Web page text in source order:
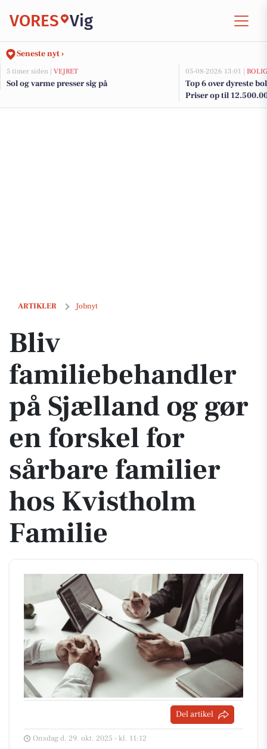
VORES Vig
Seneste nyt ›
5 timer siden | VEJRET
Sol og varme presser sig på
05-08-2026 13:01 |
Top 6 over dyreste
Priser op til
ARTIKLER Jobnyt
Bliv familiebehandler på Sjælland og gør en forskel for sårbare
Bliv
familiebehandler
på Sjælland og gør
en forskel for
sårbare familier
hos Kvistholm
Familie
Del artikel
Onsdag d. 29. okt. 2025 - kl. 11:12